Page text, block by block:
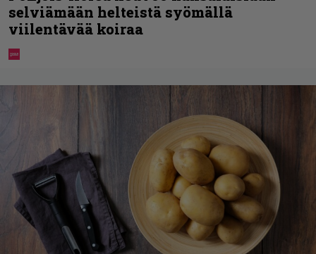
selviämään helteistä syömällä
viilentävää koiraa